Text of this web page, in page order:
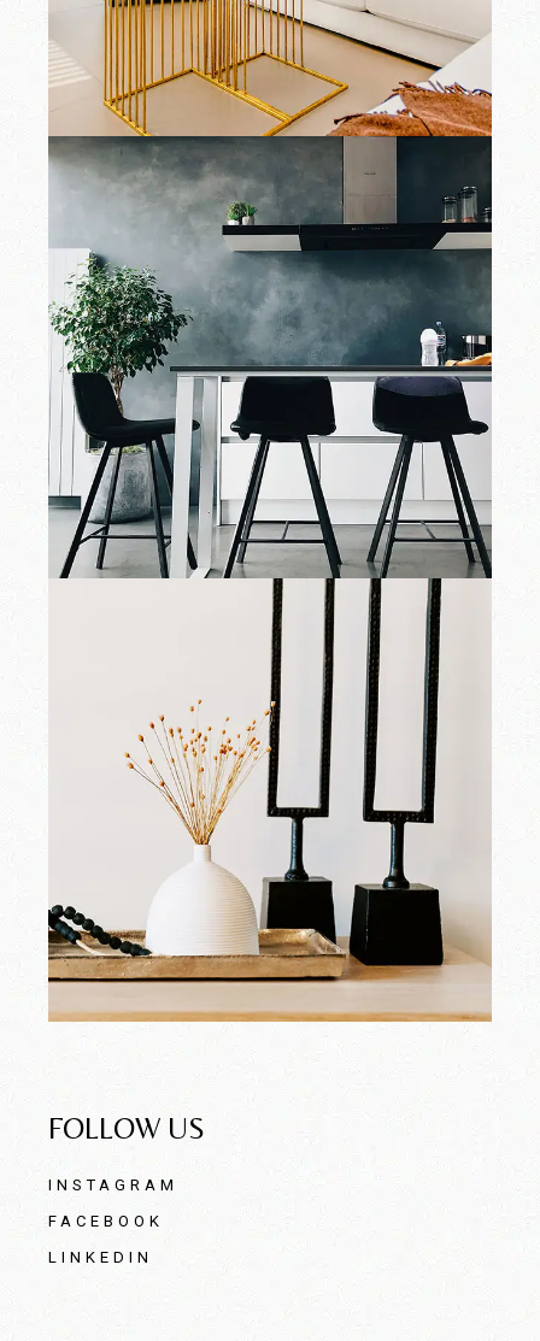
FOLLOW US
INSTAGRAM
FACEBOOK
LINKEDIN